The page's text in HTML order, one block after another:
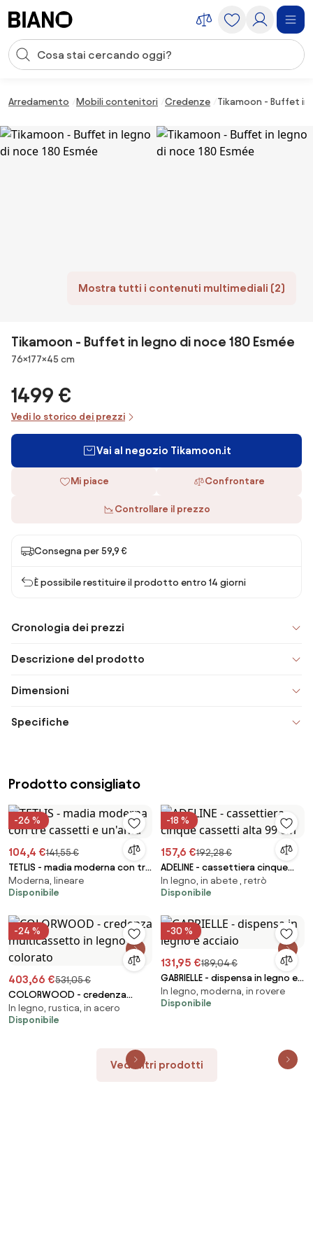
Input della ricerca
Arredamento Mobili contenitori Credenze Tikamoon - Buffet in
Mostra tutti i contenuti multimediali (2)
Tikamoon - Buffet in legno di noce 180 Esmée
Dimensioni
76×177×45 cm
1499 €
Vedi lo storico dei prezzi
Vai al negozio Tikamoon.it
Mi piace Confrontare
Controllare il prezzo
Consegna per 59,9 €
È possibile restituire il prodotto entro 14 giorni
Cronologia dei prezzi
Descrizione del prodotto
Dimensioni
Specifiche
Prodotto consigliato
-26 %
104,4 €141,55 €
TETLIS - madia moderna con tre
cassetti e un'anta
Moderna, lineare
Disponibile
-18 %
157,6 €192,28 €
ADELINE - cassettiera cinque
cassetti alta 99 cm
In legno, in abete , retrò
Disponibile
-24 %
403,66 €531,05 €
COLORWOOD - credenza
multicassetto in legno
colorato
In legno, rustica, in acero
Disponibile
-30 %
131,95 €189,04 €
GABRIELLE - dispensa in legno e
acciaio
In legno, moderna, in rovere
Disponibile
Vedi altri prodotti